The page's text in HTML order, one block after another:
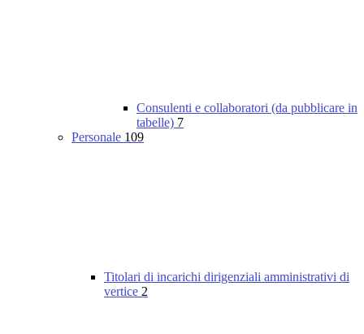
Consulenti e collaboratori (da pubblicare in
tabelle) 7
Personale 109
Titolari di incarichi dirigenziali amministrativi di
vertice 2